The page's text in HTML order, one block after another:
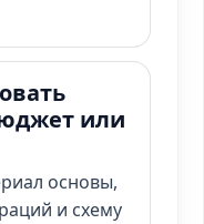
или
основы,
и схему